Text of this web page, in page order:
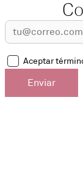
Aceptar
Enviar